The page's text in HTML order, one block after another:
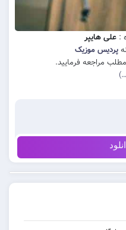
:علی هایپر
پردیس موزیک
مراجعه فرمایید.